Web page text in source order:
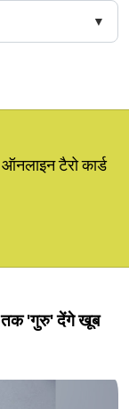
टैरो कार्ड
तक 'गुरु' देंगे खूब